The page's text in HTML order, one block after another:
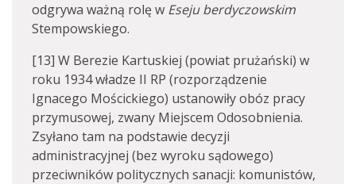
odgrywa ważną rolę w Eseju berdyczowskim
Stempowskiego.
[13] W Berezie Kartuskiej (powiat prużański) w
roku 1934 władze II RP (rozporządzenie
Ignacego Mościckiego) ustanowiły obóz pracy
przymusowej, zwany Miejscem Odosobnienia.
Zsyłano tam na podstawie decyzji
administracyjnej (bez wyroku sądowego)
przeciwników politycznych sanacji: komunistów,